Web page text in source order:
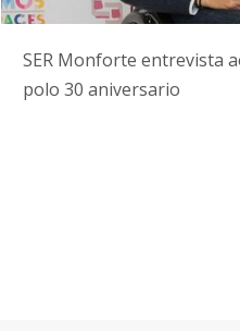
SER Monforte entrevista
polo 30 aniversario